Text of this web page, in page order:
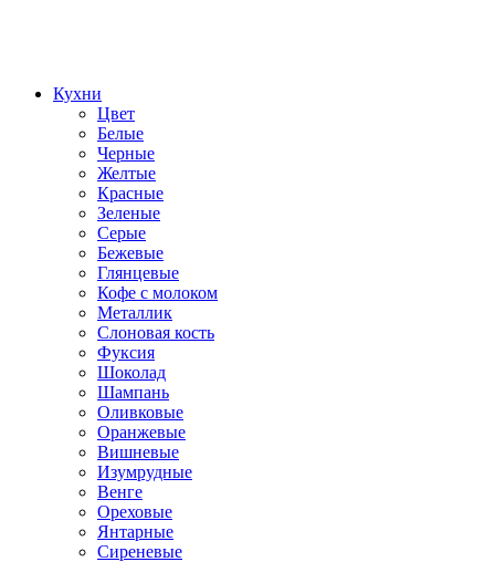
Кухни
Цвет
Белые
Черные
Желтые
Красные
Зеленые
Серые
Бежевые
Глянцевые
Кофе с молоком
Металлик
Слоновая кость
Фуксия
Шоколад
Шампань
Оливковые
Оранжевые
Вишневые
Изумрудные
Венге
Ореховые
Янтарные
Сиреневые